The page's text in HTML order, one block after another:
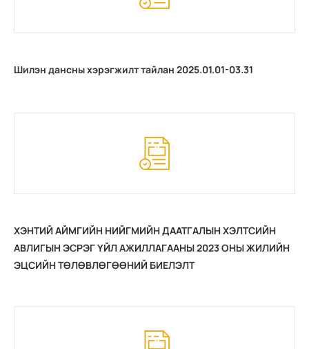
Шилэн дансны хэрэгжилт тайлан 2025.01.01-03.31
ХЭНТИЙ АЙМГИЙН НИЙГМИЙН ДААТГАЛЫН ХЭЛТСИЙН
АВЛИГЫН ЭСРЭГ ҮЙЛ АЖИЛЛАГААНЫ 2023 ОНЫ ЖИЛИЙН
ЭЦСИЙН ТӨЛӨВЛӨГӨӨНИЙ БИЕЛЭЛТ